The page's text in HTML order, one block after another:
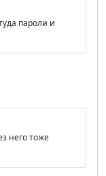
пароли и
него тоже